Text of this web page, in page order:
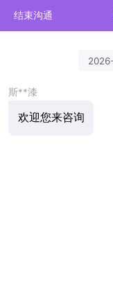
结束沟通
斯**漆
欢迎您来咨询